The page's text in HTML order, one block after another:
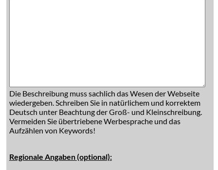
Die Beschreibung muss sachlich das Wesen der Webseite
wiedergeben. Schreiben Sie in natürlichem und korrektem
Deutsch unter Beachtung der Groß- und Kleinschreibung.
Vermeiden Sie übertriebene Werbesprache und das
Aufzählen von Keywords!
Regionale Angaben (optional):